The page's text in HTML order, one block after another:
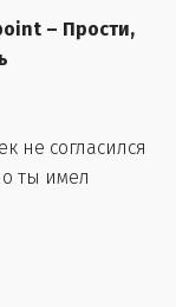
– Прости,
не согласился
ты имел